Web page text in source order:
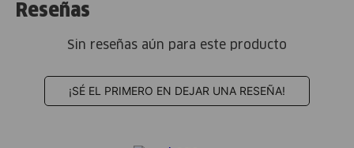
Reseñas
Sin reseñas aún para este producto
¡SÉ EL PRIMERO EN DEJAR UNA RESEÑA!